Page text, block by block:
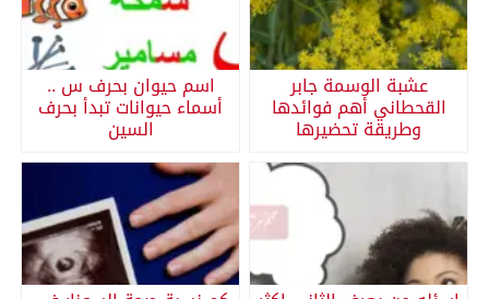
عشبة الوسمة جابر
القحطاني أهم فوائدها
وطريقة تحضيرها
اسم حيوان بحرف س ..
أسماء حيوانات تبدأ بحرف
السين